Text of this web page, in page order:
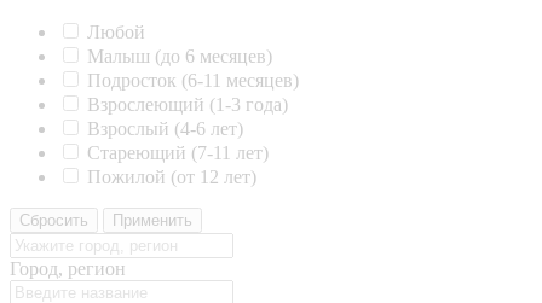
Любой
Малыш (до 6 месяцев)
Подросток (6-11 месяцев)
Взрослеющий (1-3 года)
Взрослый (4-6 лет)
Стареющий (7-11 лет)
Пожилой (от 12 лет)
Сбросить Применить
Город, регион